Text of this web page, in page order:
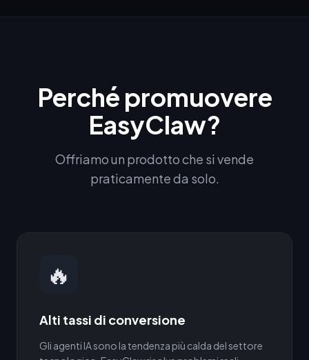
Perché promuovere
EasyClaw?
Offriamo un prodotto che si vende
praticamente da solo.
🔥
Alti tassi di conversione
Gli agenti IA sono la tendenza più calda del settore